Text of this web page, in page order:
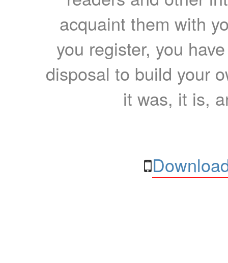
acquaint them with
you register, you
disposal to build your
it was, it is,